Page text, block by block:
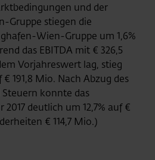
und der
Gruppe stiegen die
Wien-Gruppe um 1,6%
das EBITDA mit € 326,5
Vorjahreswert lag, stieg
€ 191,8 Mio. Nach Abzug des
konnte das
deutlich um 12,7% auf €
€ 114,7 Mio.)